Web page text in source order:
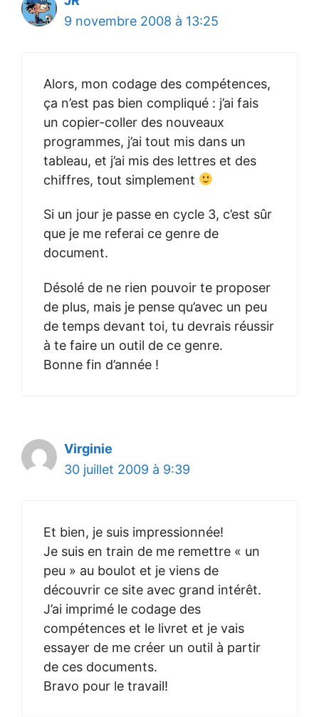
9 novembre 2008 à 13:25
Alors, mon codage des compétences,
ça n’est pas bien compliqué : j’ai fais
un copier-coller des nouveaux
programmes, j’ai tout mis dans un
tableau, et j’ai mis des lettres et des
chiffres, tout simplement
Si un jour je passe en cycle 3, c’est sûr
que je me referai ce genre de
document.
Désolé de ne rien pouvoir te proposer
de plus, mais je pense qu’avec un peu
de temps devant toi, tu devrais réussir
à te faire un outil de ce genre.
Bonne fin d’année !
Virginie
30 juillet 2009 à 9:39
Et bien, je suis impressionnée!
Je suis en train de me remettre « un
peu » au boulot et je viens de
découvrir ce site avec grand intérêt.
J’ai imprimé le codage des
compétences et le livret et je vais
essayer de me créer un outil à partir
de ces documents.
Bravo pour le travail!